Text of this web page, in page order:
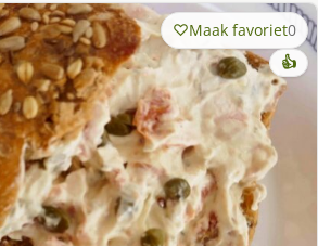
Maak favoriet0
👍